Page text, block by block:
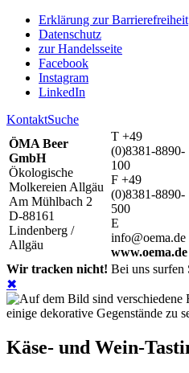
Erklärung zur Barrierefreiheit
Datenschutz
zur Handelsseite
Facebook
Instagram
LinkedIn
KontaktSuche
ÖMA Beer
GmbH
Ökologische
Molkereien Allgäu
Am Mühlbach 2
D-88161
Lindenberg /
Allgäu
T +49
(0)8381-8890-
100
F +49
(0)8381-8890-
500
E
info@oema.de
www.oema.de
Wir tracken nicht! Bei uns surfen
✖
Käse- und Wein-